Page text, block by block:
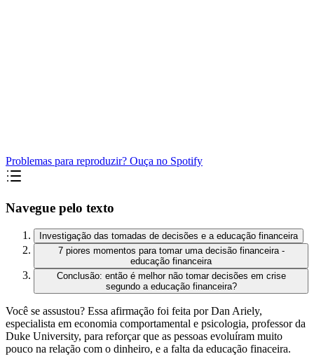
Problemas para reproduzir? Ouça no Spotify
Navegue pelo texto
Investigação das tomadas de decisões e a educação financeira
7 piores momentos para tomar uma decisão financeira -
educação financeira
Conclusão: então é melhor não tomar decisões em crise
segundo a educação financeira?
Você se assustou? Essa afirmação foi feita por Dan Ariely,
especialista em economia comportamental e psicologia, professor da
Duke University, para reforçar que as pessoas evoluíram muito
pouco na relação com o dinheiro, e a falta da educação finaceira.